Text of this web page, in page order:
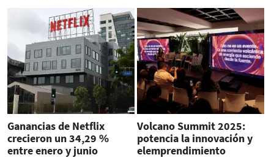
Ganancias de Netflix
crecieron un 34,29 %
entre enero y junio
Volcano Summit 2025:
potencia la innovación y
elemprendimiento